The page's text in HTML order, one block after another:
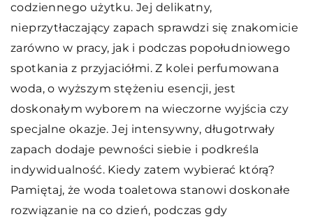
codziennego użytku. Jej delikatny,
nieprzytłaczający zapach sprawdzi się znakomicie
zarówno w pracy, jak i podczas popołudniowego
spotkania z przyjaciółmi. Z kolei perfumowana
woda, o wyższym stężeniu esencji, jest
doskonałym wyborem na wieczorne wyjścia czy
specjalne okazje. Jej intensywny, długotrwały
zapach dodaje pewności siebie i podkreśla
indywidualność. Kiedy zatem wybierać którą?
Pamiętaj, że woda toaletowa stanowi doskonałe
rozwiązanie na co dzień, podczas gdy